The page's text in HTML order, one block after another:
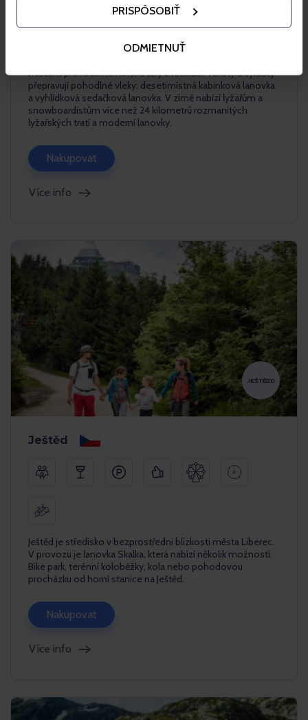
PRISPÔSOBIŤ
ODMIETNUŤ
cyklistických středisek v Polsku. V létě středisko nabízí
místem pro rodinné horské túry a relaxaci. Turisty a cyklisty
přepravují pohodlné vleky: desetimístná kabinková lanovka
a vyhlídková sedačková lanovka. V zimě nabízí lyžařům a
snowboardistům více než 24 kilometrů rozmanitých
lyžařských tratí a moderní lanovky.
Nakupovat
Více info
Ještěd
Ještěd je středisko v bezprostřední blízkosti města Liberec.
V provozu je lanovka Skalka, která nabízí několik možností.
Bike park, terénní koloběžky, kola nebo pohodovou
procházku od horní stanice na Ještěd.
Nakupovat
Více info